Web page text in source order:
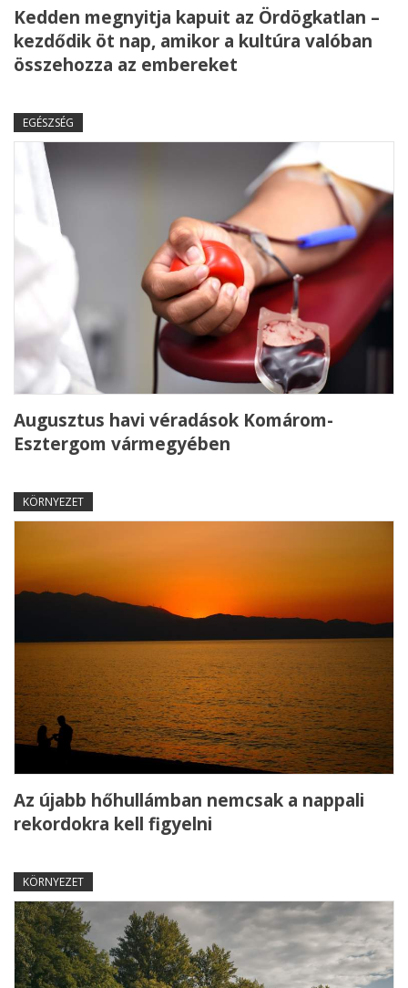
Kedden megnyitja kapuit az Ördögkatlan –
kezdődik öt nap, amikor a kultúra valóban
összehozza az embereket
EGÉSZSÉG
Augusztus havi véradások Komárom-
Esztergom vármegyében
KÖRNYEZET
Az újabb hőhullámban nemcsak a nappali
rekordokra kell figyelni
KÖRNYEZET